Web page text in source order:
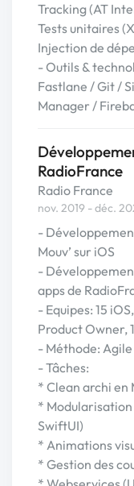
Tracking (AT
Tests unitaires
Injection de
- Outils &
Fastlane / Git /
Manager /
RadioFrance
Radio France
nov. 2019 - déc.
-
Mouv’ sur iOS
-
apps de
- Equipes: 15
Product Owner,
- Méthode:
- Tâches:
* Clean archi en
* Modularisation
SwiftUI)
* Animations
* Gestion des